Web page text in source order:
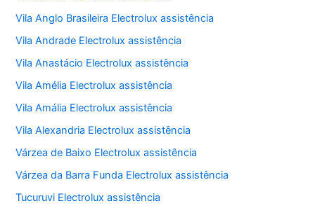
Vila Anglo Brasileira Electrolux assistência
Vila Andrade Electrolux assistência
Vila Anastácio Electrolux assistência
Vila Amélia Electrolux assistência
Vila Amália Electrolux assistência
Vila Alexandria Electrolux assistência
Várzea de Baixo Electrolux assistência
Várzea da Barra Funda Electrolux assistência
Tucuruvi Electrolux assistência